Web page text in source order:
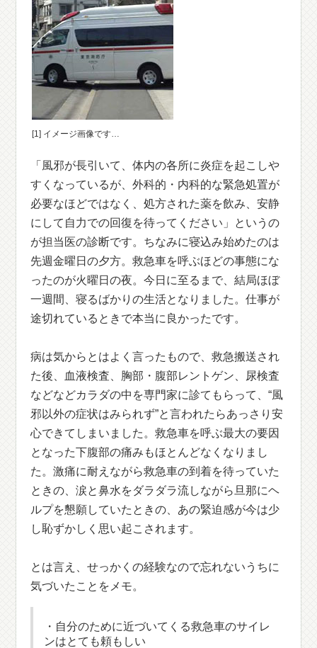
[1] イメージ画像です…
「風邪が長引いて、体内の各所に炎症を起こしや
すくなっているが、外科的・内科的な緊急処置が
必要なほどではなく、処方された薬を飲み、安静
にして自力での回復を待ってください」というの
が担当医の診断です。ちなみに寝込み始めたのは
先週金曜日の夕方。救急車を呼ぶほどの事態にな
ったのが火曜日の夜。今日に至るまで、結局ほぼ
一週間、寝るばかりの生活となりました。仕事が
途切れているときで本当に良かったです。
病は気からとはよく言ったもので、救急搬送され
た後、血液検査、胸部・腹部レントゲン、尿検査
などなどカラダの中を専門家に診てもらって、“風
邪以外の症状はみられず”と言われたらあっさり安
心できてしまいました。救急車を呼ぶ最大の要因
となった下腹部の痛みもほとんどなくなりまし
た。激痛に耐えながら救急車の到着を待っていた
ときの、涙と鼻水をダラダラ流しながら旦那にヘ
ルプを懇願していたときの、あの緊迫感が今は少
し恥ずかしく思い起こされます。
とは言え、せっかくの経験なので忘れないうちに
気づいたことをメモ。
・自分のために近づいてくる救急車のサイレ
ンはとても頼もしい